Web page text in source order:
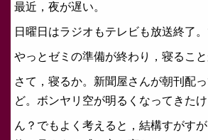
最近，夜が遅い。
日曜日はラジオもテレビも放送終了。
やっとゼミの準備が終わり，寝ること
さて，寝るか。新聞屋さんが朝刊配
ど。ボンヤリ空が明るくなってきたけ
ん？でもよく考えると，結構すがす